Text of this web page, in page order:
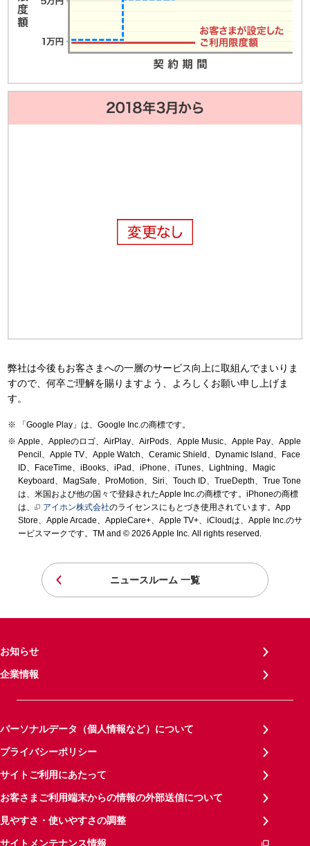
弊社は今後もお客さまへの一層のサービス向上に取組んでまいりま
すので、何卒ご理解を賜りますよう、よろしくお願い申し上げま
す。
「Google Play」は、Google Inc.の商標です。
Apple、Appleのロゴ、AirPlay、AirPods、Apple Music、Apple Pay、Apple
Pencil、Apple TV、Apple Watch、Ceramic Shield、Dynamic Island、Face
ID、FaceTime、iBooks、iPad、iPhone、iTunes、Lightning、Magic
Keyboard、MagSafe、ProMotion、Siri、Touch ID、TrueDepth、True Tone
は、米国および他の国々で登録されたApple Inc.の商標です。iPhoneの商標
は、
アイホン株式会社のライセンスにもとづき使用されています。App
Store、Apple Arcade、AppleCare+、Apple TV+、iCloudは、Apple Inc.のサ
ービスマークです。TM and © 2026 Apple Inc. All rights reserved.
ニュースルーム 一覧
お知らせ
企業情報
パーソナルデータ（個人情報など）について
プライバシーポリシー
サイトご利用にあたって
お客さまご利用端末からの情報の外部送信について
見やすさ・使いやすさの調整
サイトメンテナンス情報